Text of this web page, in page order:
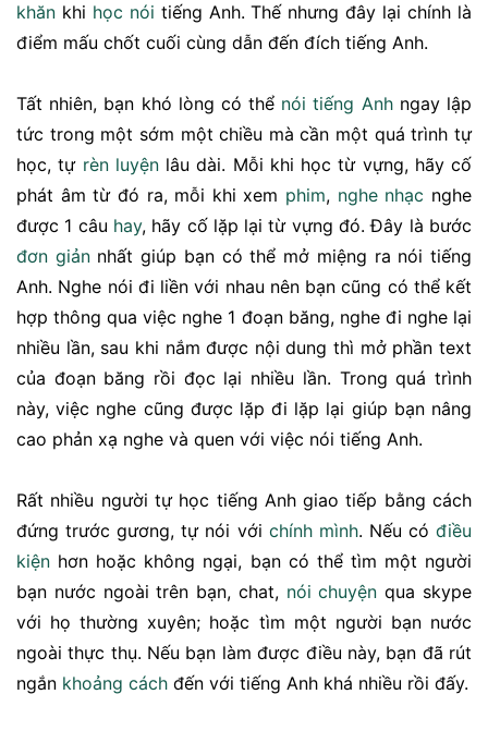
khăn khi học nói tiếng Anh. Thế nhưng đây lại chính là
điểm mấu chốt cuối cùng dẫn đến đích tiếng Anh.
Tất nhiên, bạn khó lòng có thể nói tiếng Anhngay lập
tức trong một sớm một chiều mà cần một quá trình tự
học, tự rèn luyệnlâu dài. Mỗi khi học từ vựng, hãy cố
phát âm từ đó ra, mỗi khi xem phim, nghe nhạc nghe
được 1 câu hay, hãy cố lặp lại từ vựng đó. Đây là bước
đơn giảnnhất giúp bạn có thể mở miệng ra nói tiếng
Anh. Nghe nói đi liền với nhau nên bạn cũng có thể kết
hợp thông qua việc nghe 1 đoạn băng, nghe đi nghe lại
nhiều lần, sau khi nắm được nội dung thì mở phần text
của đoạn băng rồi đọc lại nhiều lần. Trong quá trình
này, việc nghe cũng được lặp đi lặp lại giúp bạn nâng
cao phản xạ nghe và quen với việc nói tiếng Anh.
Rất nhiều người tự học tiếng Anh giao tiếp bằng cách
đứng trước gương, tự nói với chính mình. Nếu cóđiều
kiện hơn hoặc không ngại, bạn có thể tìm một người
bạn nước ngoài trên bạn, chat, nói chuyện qua skype
với họ thường xuyên; hoặc tìm một người bạn nước
ngoài thực thụ. Nếu bạn làm được điều này, bạn đã rút
ngắn khoảng cách đến với tiếng Anh khá nhiều rồi đấy.